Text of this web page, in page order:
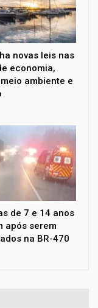
novas leis nas
economia,
ambiente e
de 7 e 14 anos
após serem
na BR-470